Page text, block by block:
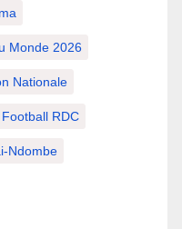
Monde 2026
Nationale
Football RDC
Ndombe